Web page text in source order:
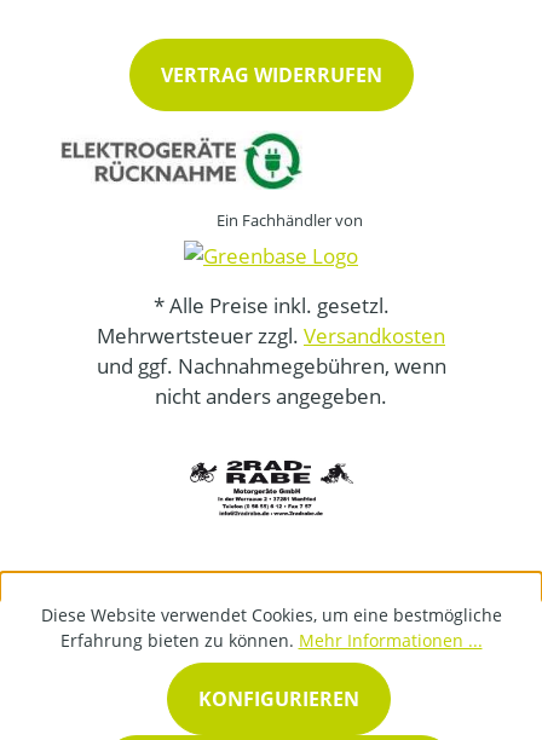
VERTRAG WIDERRUFEN
Ein Fachhändler von
* Alle Preise inkl. gesetzl.
Mehrwertsteuer zzgl. Versandkosten
und ggf. Nachnahmegebühren, wenn
nicht anders angegeben.
Diese Website verwendet Cookies, um eine bestmögliche
Erfahrung bieten zu können. Mehr Informationen ...
KONFIGURIEREN